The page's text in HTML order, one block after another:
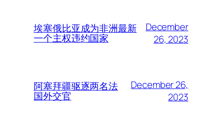
埃塞俄比亚成为非洲最新
一个主权违约国家
December
26, 2023
阿塞拜疆驱逐两名法
国外交官
December 26,
2023